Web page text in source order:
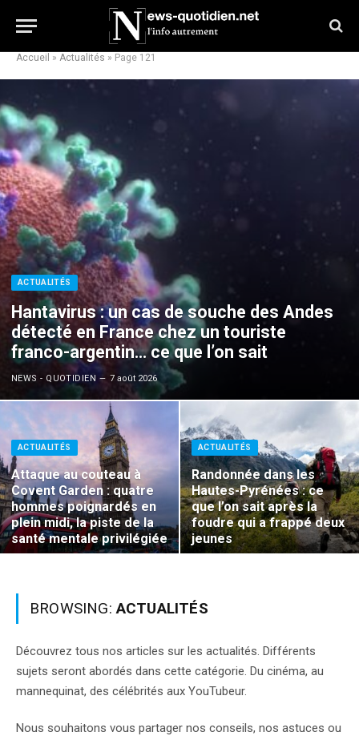
Accueil » Actualités » Page 121
ACTUALITÉS
Hantavirus : un cas de souche des Andes
détecté en France chez un touriste
franco-argentin… ce que l’on sait
NEWS - QUOTIDIEN 7 août 2026
ACTUALITÉS
Attaque au couteau à
Covent Garden : quatre
hommes poignardés en
plein midi, la piste de la
santé mentale privilégiée
ACTUALITÉS
Randonnée dans les
Hautes-Pyrénées : ce
que l’on sait après la
foudre qui a frappé deux
jeunes
BROWSING:ACTUALITÉS
Découvrez tous nos articles sur les actualités. Différents
sujets seront abordés dans cette catégorie. Du cinéma, au
mannequinat, des célébrités aux YouTubeur.
Nous souhaitons vous partager nos conseils, nos astuces ou